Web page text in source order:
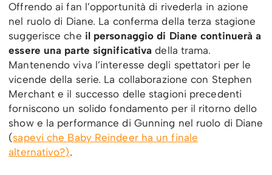
Offrendo ai fan l’opportunità di rivederla in azione
nel ruolo di Diane. La conferma della terza stagione
suggerisce che il personaggio di Diane continuerà a
essere una parte significativa della trama.
Mantenendo viva l’interesse degli spettatori per le
vicende della serie. La collaborazione con Stephen
Merchant e il successo delle stagioni precedenti
forniscono un solido fondamento per il ritorno dello
show e la performance di Gunning nel ruolo di Diane
(sapevi che Baby Reindeer ha un finale
alternativo?).